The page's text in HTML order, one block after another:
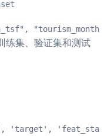
练集、验证集和测试
'target',